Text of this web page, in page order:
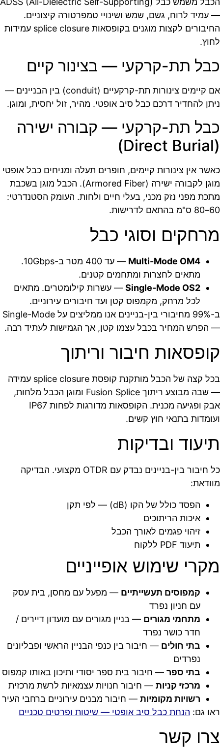
— עמיד לרוח, גשם, שמש ושינויי טמפרטורה קיצוניים.
החיבורים לקצות מוגנים בקופסאות splice closure עמידות
לחוץ.
כבל תת-קרקעי — בצינור קיים
אם קיימים צינורות תת-קרקעיים (conduit) בין הבניינים —
ניתן להחדיר דרכם כבל סיב אופטי. מהיר, זול יחסית, ומוגן.
כבל תת-קרקעי — קבורה ישירה
(Direct Burial)
כאשר אין צינורות קיימים, חופרים תעלה ומניחים כבל אופטי
מוגן לקבורה ישירה (Armored Fiber). הכבל מוגן בשכבת
מתכת מפני נזק מכני, בעלי חיים ולחות. העומק הסטנדרטי:
60–80 ס"מ בהתאם לדרישות.
מרחקים וסוגי כבל
Multi-Mode OM4
— עד 400 מטר ב-10Gbps.
מתאים לחצרות ומתחמים קטנים.
Single-Mode OS2 — עשרות קילומטרים. מתאים
לכל מרחק, מקמפוס קטן ועד חיבורים עירוניים.
ב-99% מחיבורי בין-בניינים אנו ממליצים על Single-Mode
— הפרש המחיר בכבל עצמו קטן, אך הגמישות לעתיד רבה.
קופסאות חיבור וריתוך
בכל קצה של הכבל מותקנת קופסת splice closure עמידה
— שבה מבוצע ריתוך Fusion Splice ומוגן הכבל מלחות,
אבק ופגיעה מכנית. הקופסאות מדורגות לפחות IP67
ועומדות בתנאי חוץ קשים.
תיעוד ובדיקות
כל חיבור בין-בניינים נבדק עם OTDR מקצועי. הבדיקה
מוודאת:
הפסד כולל של הקו (dB) — לפי תקן
איכות הריתוכים
זיהוי פגמים לאורך הכבל
תיעוד PDF ללקוח
מקרי שימוש אופייניים
קמפוסים תעשייתיים — מפעל עם מחסן, בית עסק
עם חניון נפרד
מתחמי מגורים — בניין מגורים עם מועדון דיירים /
חדר כושר נפרד
בתי חולים — חיבור בין כנפי הבניין הראשי ופבליונים
נפרדים
בתי ספר — חיבור בית ספר יסודי ותיכון באותו קמפוס
מרכזי קניות — חיבור חנויות עצמאיות לרשת מרכזית
רשויות מקומיות — חיבור מבנים עירוניים ברחבי העיר
ראו גם: הנחת כבל סיב אופטי — שיטות ופרטים טכניים
צרו קשר